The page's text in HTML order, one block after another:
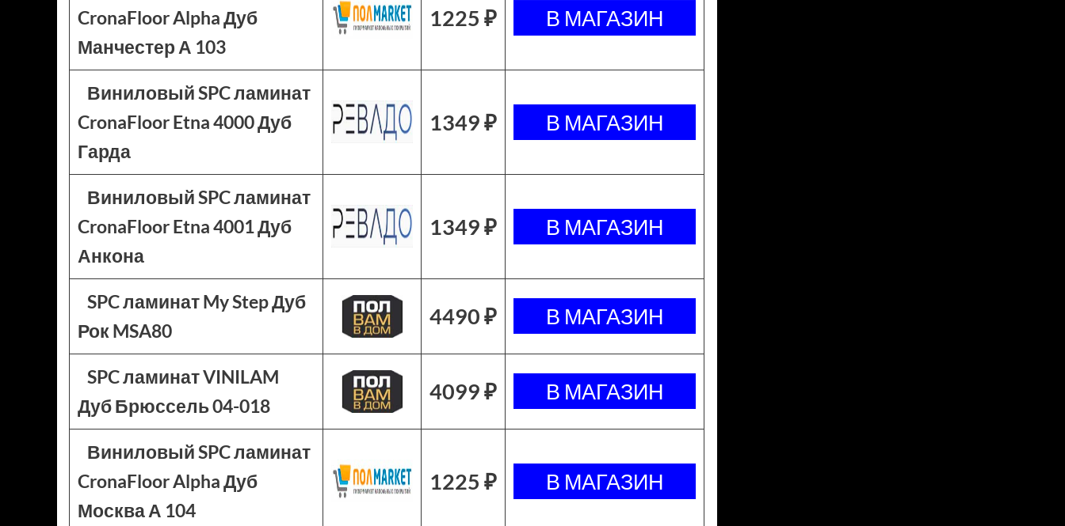
CronaFloor Alpha Дуб
Манчестер А 103
1225 ₽
Виниловый SPC ламинат
CronaFloor Etna 4000 Дуб
Гарда
1349 ₽
Виниловый SPC ламинат
CronaFloor Etna 4001 Дуб
Анкона
1349 ₽
SPC ламинат My Step Дуб
Рок MSA80
4490 ₽
SPC ламинат VINILAM
Дуб Брюссель 04-018
4099 ₽
Виниловый SPC ламинат
CronaFloor Alpha Дуб
Москва А 104
1225 ₽